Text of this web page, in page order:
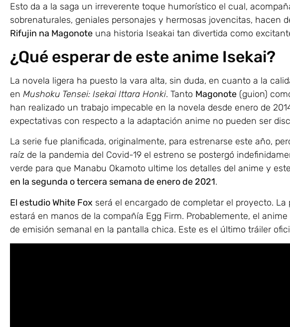
Esto da a la saga un irreverente toque humorístico el cual,
sobrenaturales, geniales personajes y hermosas jovencitas, hacen
Rifujin na Magonote una historia Iseakai tan divertida como
¿Qué esperar de este anime Isekai?
La novela ligera ha puesto la vara alta, sin duda, en cuanto a la
en Mushoku Tensei: Isekai Ittara Honki. Tanto Magonote (guion)
han realizado un trabajo impecable en la novela desde enero de
expectativas con respecto a la adaptación anime no pueden ser
La serie fue planificada, originalmente, para estrenarse este año,
raíz de la pandemia del Covid-19 el estreno se postergó
verde para que Manabu Okamoto ultime los detalles del anime y
en la segunda o tercera semana de enero de 2021.
El estudio White Fox será el encargado de completar el proyecto.
estará en manos de la compañía Egg Firm. Probablemente, el anime
de emisión semanal en la pantalla chica. Este es el último tráiler